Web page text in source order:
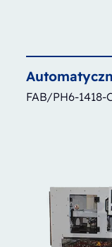
FAB/PH6-1418-